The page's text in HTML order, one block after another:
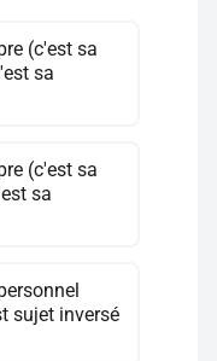
(c'est sa
sa
(c'est sa
sa
sujet inversé